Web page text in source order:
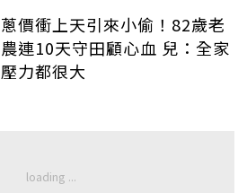
蔥價衝上天引來小偷！82歲老
農連10天守田顧心血 兒：全家
壓力都很大